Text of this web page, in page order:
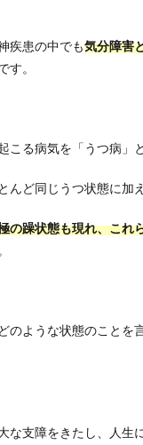
疾患の中でも気分障害
す。
こる病気を「うつ病」
んど同じうつ状態に加え
の躁状態も現れ、これ
のような状態のことを
な支障をきたし、人生